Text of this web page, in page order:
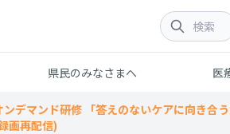
県民のみなさまへ 医
デマンド研修 「答えのないケアに向き
画再配信)